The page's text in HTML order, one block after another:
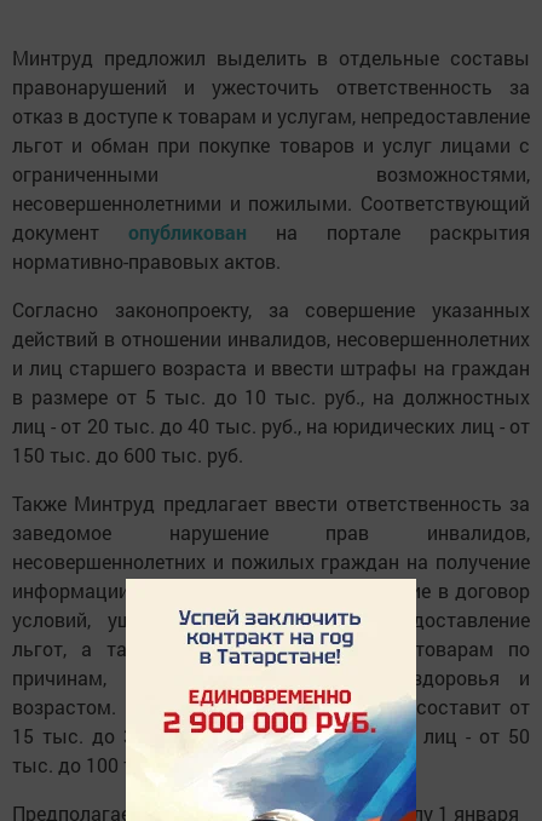
Минтруд предложил выделить в отдельные составы
правонарушений и ужесточить ответственность за
отказ в доступе к товарам и услугам, непредоставление
льгот и обман при покупке товаров и услуг лицами с
ограниченными возможностями,
несовершеннолетними и пожилыми. Соответствующий
документ опубликован на портале раскрытия
нормативно-правовых актов.
Согласно законопроекту, за совершение указанных
действий в отношении инвалидов, несовершеннолетних
и лиц старшего возраста и ввести штрафы на граждан
в размере от 5 тыс. до 10 тыс. руб., на должностных
лиц - от 20 тыс. до 40 тыс. руб., на юридических лиц - от
150 тыс. до 600 тыс. руб.
Также Минтруд предлагает ввести ответственность за
заведомое нарушение прав инвалидов,
несовершеннолетних и пожилых граждан на получение
информации о товаре или услуге, включение в договор
условий, ущемляющих их права, непредоставление
льгот, а также за отказ в доступе к товарам по
причинам, связанным с состоянием здоровья и
возрастом. Штраф для должностных лиц составит от
15 тыс. до 30 тыс. руб., для юридических лиц - от 50
тыс. до 100 тыс. руб.
Предполагается, что поправки вступят в силу 1 января